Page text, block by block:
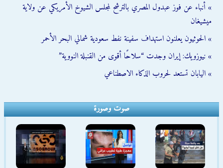
» أنباء عن فوز عبدول المصري بالترشح لمجلس الشيوخ الأمريكي عن ولاية
ميشيغان
» الحوثيون يعلنون استهداف سفينة نفط سعودية شمالي البحر الأحمر
» نيوزويك: إيران وجدت “سلاحًا أقوى من القنبلة النووية”
» اليابان تستعد لحروب الذكاء الاصطناعي
صوت وصورة